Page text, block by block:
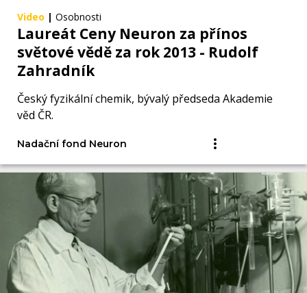
Video | Osobnosti
Laureát Ceny Neuron za přínos
světové vědě za rok 2013 - Rudolf
Zahradník
Český fyzikální chemik, bývalý předseda Akademie
věd ČR.
Nadační fond Neuron